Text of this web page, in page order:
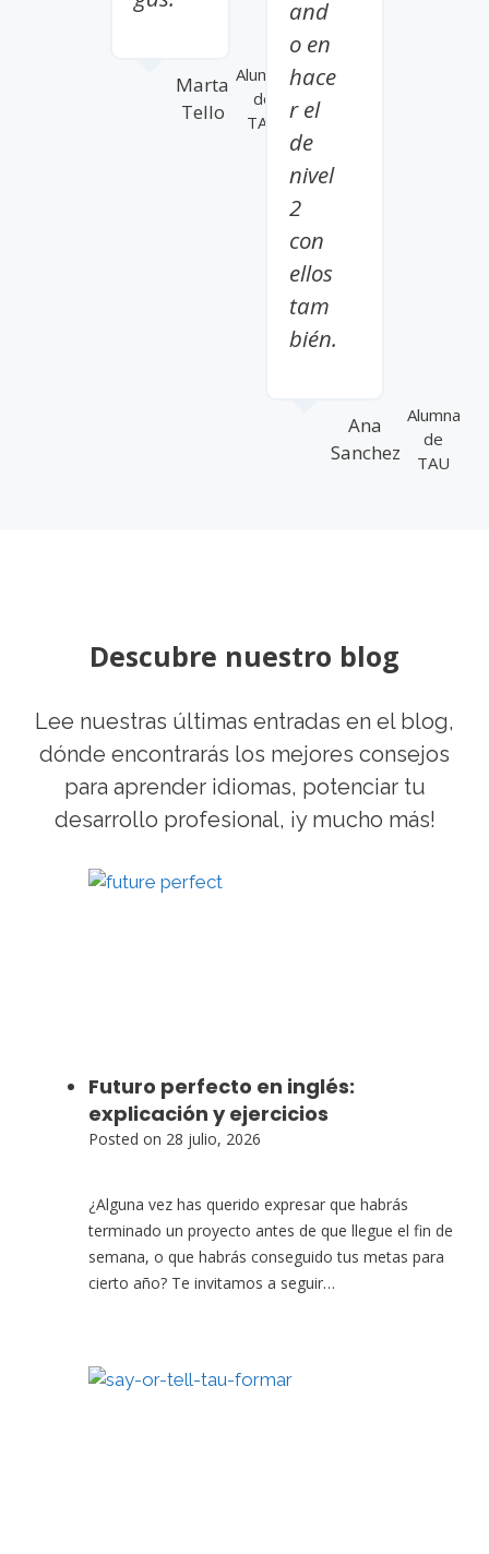
Marta
Tello
Alumna
de
TAU
and
o en
hace
r el
de
nivel
2
con
ellos
tam
bién.
Ana
Sanchez
Alumna
de
TAU
Descubre nuestro blog
Lee nuestras últimas entradas en el blog,
dónde encontrarás los mejores consejos
para aprender idiomas, potenciar tu
desarrollo profesional, ¡y mucho más!
Futuro perfecto en inglés:
explicación y ejercicios
Posted on 28 julio, 2026
¿Alguna vez has querido expresar que habrás
terminado un proyecto antes de que llegue el fin de
semana, o que habrás conseguido tus metas para
cierto año? Te invitamos a seguir…